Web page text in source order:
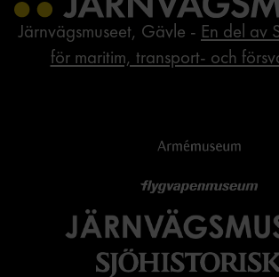
Järnvägsmuseet, Gävle - En del av
för maritim, transport- och